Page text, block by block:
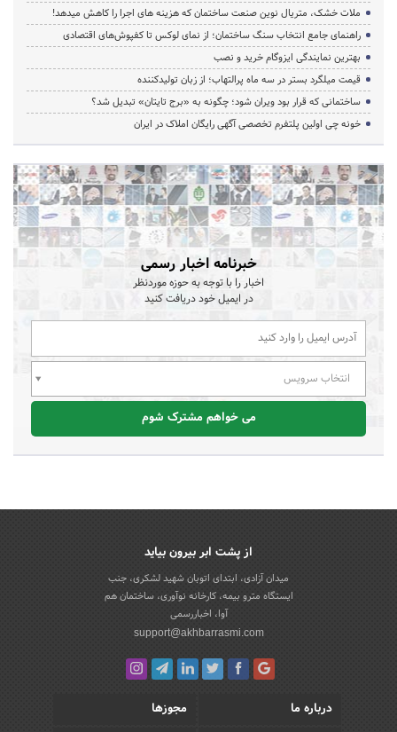
ملات خشک، متریال نوین صنعت ساختمان که هزینه‌ های اجرا را کاهش میدهد!
راهنمای جامع انتخاب سنگ ساختمان؛ از نمای لوکس تا کفپوش‌های اقتصادی
بهترین نمایندگی ایزوگام خرید و نصب
قیمت میلگرد بستر در سه ماه پرالتهاب؛ از زبان تولیدکننده
ساختمانی که قرار بود ویران شود؛ چگونه به «برج تایتان» تبدیل شد؟
خونه چی اولین پلتفرم تخصصی آگهی رایگان املاک در ایران
خبرنامه اخبار رسمی
اخبار را با توجه به حوزه موردنظر
در ایمیل خود دریافت کنید
انتخاب سرویس
می خواهم مشترک شوم
از پشت ابر بیرون بیاید
میدان آزادی، ابتدای اتوبان شهید لشکری، جنب
ایستگاه مترو بیمه، کارخانه نوآوری، ساختمان هم
آوا، اخباررسمی
support@akhbarrasmi.com
درباره ما
مجوزها